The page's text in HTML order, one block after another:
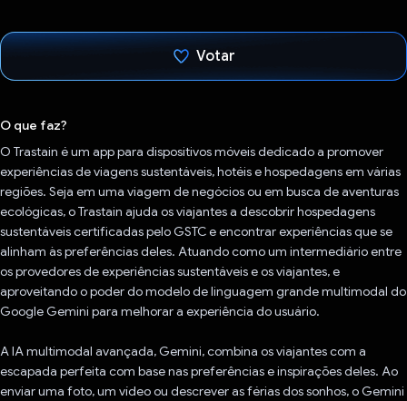
Votar
O que faz?
O Trastain é um app para dispositivos móveis dedicado a promover
experiências de viagens sustentáveis, hotéis e hospedagens em várias
regiões. Seja em uma viagem de negócios ou em busca de aventuras
ecológicas, o Trastain ajuda os viajantes a descobrir hospedagens
sustentáveis certificadas pelo GSTC e encontrar experiências que se
alinham às preferências deles. Atuando como um intermediário entre
os provedores de experiências sustentáveis e os viajantes, e
aproveitando o poder do modelo de linguagem grande multimodal do
Google Gemini para melhorar a experiência do usuário.
A IA multimodal avançada, Gemini, combina os viajantes com a
escapada perfeita com base nas preferências e inspirações deles. Ao
enviar uma foto, um vídeo ou descrever as férias dos sonhos, o Gemini